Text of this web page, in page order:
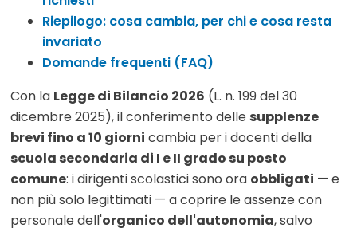
Riepilogo: cosa cambia, per chi e cosa resta
invariato
Domande frequenti (FAQ)
Con la Legge di Bilancio 2026 (L. n. 199 del 30
dicembre 2025), il conferimento delle supplenze
brevi fino a 10 giorni cambia per i docenti della
scuola secondaria di I e II grado su posto
comune: i dirigenti scolastici sono ora obbligati — e
non più solo legittimati — a coprire le assenze con
personale dell'organico dell'autonomia, salvo